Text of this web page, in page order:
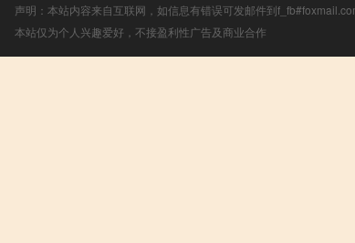
声明：本站内容来自互联网，如信息有错误可发邮件到
本站仅为个人兴趣爱好，不接盈利性广告及商业合作